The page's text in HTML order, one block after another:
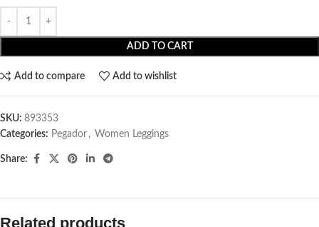
ADD TO CART
Add to compare Add to wishlist
SKU: 893353
Categories: Pegador​ , Women Leggings
Share:
Related products